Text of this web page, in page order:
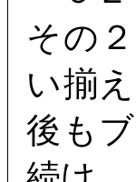
その
い揃
後も